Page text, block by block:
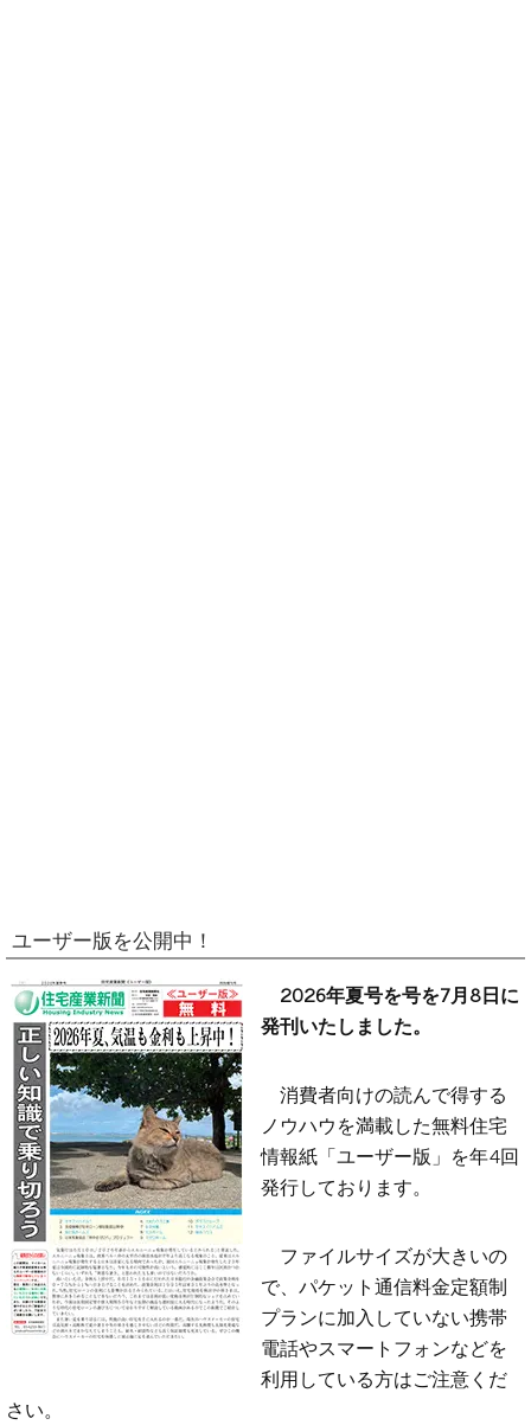
ユーザー版を公開中！
2026年夏号を号を7月8日に
発刊いたしました。
消費者向けの読んで得する
ノウハウを満載した無料住宅
情報紙「ユーザー版」を年4回
発行しております。
ファイルサイズが大きいの
で、パケット通信料金定額制
プランに加入していない携帯
電話やスマートフォンなどを
利用している方はご注意くだ
さい。